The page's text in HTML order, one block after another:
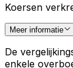
Koersen
Meer informatie
De
enkele